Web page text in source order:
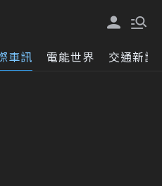
車訊 電能世界 交通新訊